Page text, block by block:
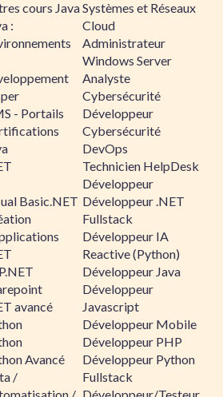
cours Java
:
- Portails
Basic.NET
avancé
Avancé
/
Systèmes et Réseaux
Cloud
Administrateur
Windows Server
Analyste
Cybersécurité
Développeur
Cybersécurité
DevOps
Technicien HelpDesk
Développeur
Développeur .NET
Fullstack
Développeur IA
Reactive (Python)
Développeur Java
Développeur
Javascript
Développeur Mobile
Développeur PHP
Développeur Python
Fullstack